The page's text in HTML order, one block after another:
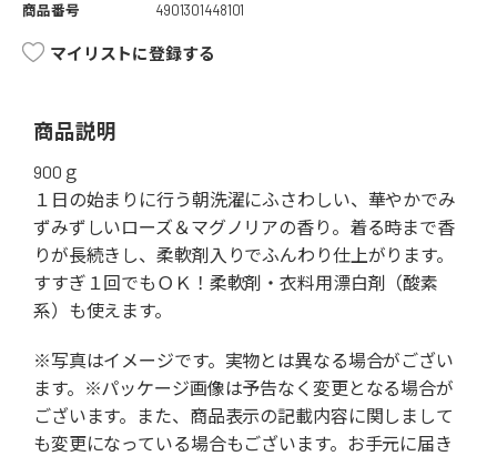
商品番号
4901301448101
マイリストに登録する
商品説明
900ｇ
１日の始まりに行う朝洗濯にふさわしい、華やかでみ
ずみずしいローズ＆マグノリアの香り。着る時まで香
りが長続きし、柔軟剤入りでふんわり仕上がります。
すすぎ１回でもＯＫ！柔軟剤・衣料用漂白剤（酸素
系）も使えます。
※写真はイメージです。実物とは異なる場合がござい
ます。※パッケージ画像は予告なく変更となる場合が
ございます。また、商品表示の記載内容に関しまして
も変更になっている場合もございます。お手元に届き